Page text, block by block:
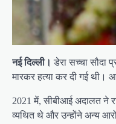
नई दिल्ली। डेरा सच्चा सौदा
मारकर हत्या कर दी गई थी।
2021 में, सीबीआई अदालत ने
व्यथित थे और उन्होंने अन्य